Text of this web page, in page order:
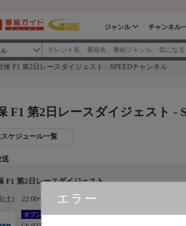
ジャンル チャンネル
保 F1 第2日レースダイジェスト - SPEEDチャンネル
エラー
F1 第2日レースダイジェスト -
スケジュール一覧
F1 第2日レースダイジェスト
(土) 22:00〜22:20 カレンダー登録
オプション